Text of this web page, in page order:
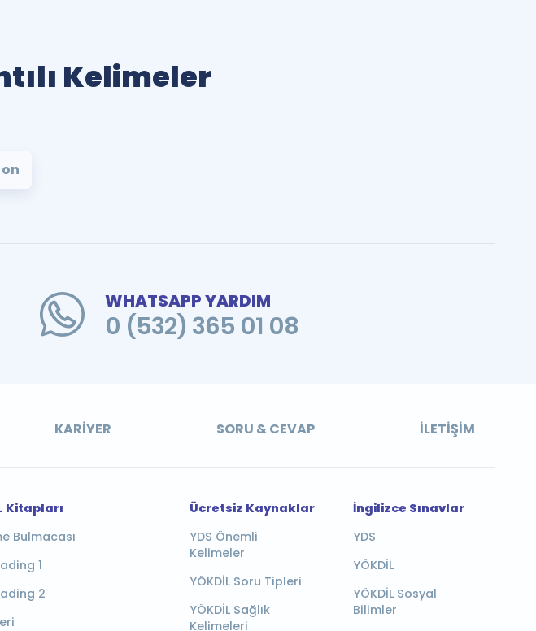
Kelimeler
WHATSAPP YARDIM
0 (532) 365 01 08
KARIYER SORU & CEVAP İLETIŞIM
Kitapları
Bulmacası
1
2
Ücretsiz Kaynaklar
YDS Önemli
Kelimeler
YÖKDİL Soru Tipleri
YÖKDİL Sağlık
Kelimeleri
İngilizce Sınavlar
YDS
YÖKDİL
YÖKDİL Sosyal
Bilimler